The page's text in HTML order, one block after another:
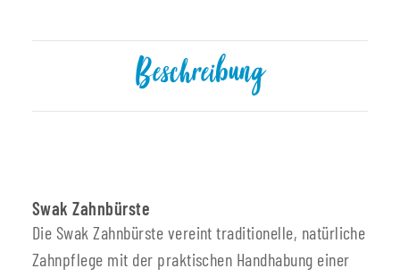
Beschreibung
Swak Zahnbürste
Die Swak Zahnbürste vereint traditionelle, natürliche
Zahnpflege mit der praktischen Handhabung einer